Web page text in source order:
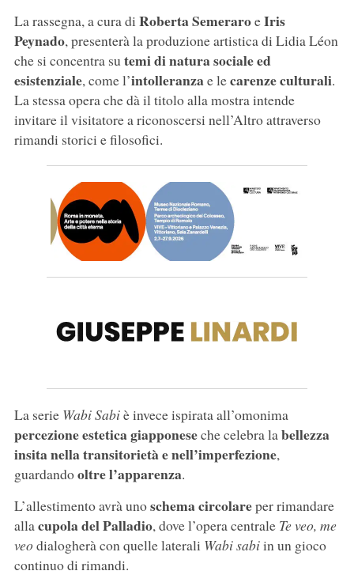
La rassegna, a cura di Roberta SemeraroeIris
Peynado, presenterà la produzione artistica di Lidia Léon
che si concentra sutemi di natura sociale ed
esistenziale, come l’intolleranzae lecarenze culturali.
La stessa opera che dà il titolo alla mostra intende
invitare il visitatore a riconoscersi nell’Altro attraverso
rimandi storici e filosofici.
La serie Wabi Sabiè invece ispirata all’omonima
percezione estetica giapponeseche celebra labellezza
insita nella transitorietà e nell’imperfezione,
guardandooltre l’apparenza.
L’allestimento avrà unoschema circolareper rimandare
allacupola del Palladio, dove l’opera centrale Te veo, me
veodialogherà con quelle laterali Wabi sabiin un gioco
continuo di rimandi.